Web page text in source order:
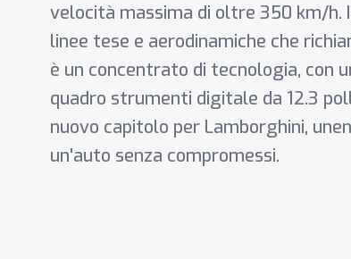
velocità massima di oltre 350 km/h.
linee tese e aerodinamiche che
è un concentrato di tecnologia, con
quadro strumenti digitale da 12.3
nuovo capitolo per Lamborghini,
un'auto senza compromessi.